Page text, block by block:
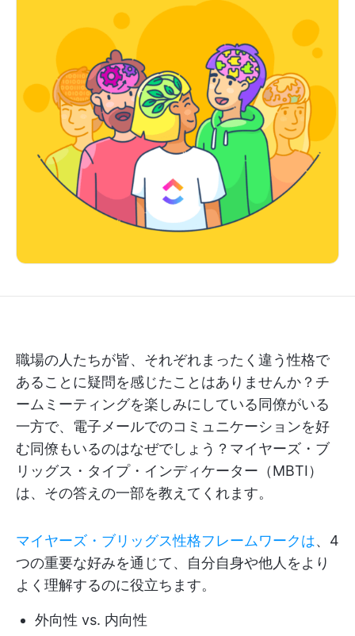
職場の人たちが皆、それぞれまったく違う性格で
あることに疑問を感じたことはありませんか？チ
ームミーティングを楽しみにしている同僚がいる
一方で、電子メールでのコミュニケーションを好
む同僚もいるのはなぜでしょう？マイヤーズ・ブ
リッグス・タイプ・インディケーター（MBTI）
は、その答えの一部を教えてくれます。
マイヤーズ・ブリッグス性格フレームワークは、4
つの重要な好みを通じて、自分自身や他人をより
よく理解するのに役立ちます。
外向性 vs. 内向性